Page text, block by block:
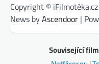
Copyright ©
News byAscendoor |
Související